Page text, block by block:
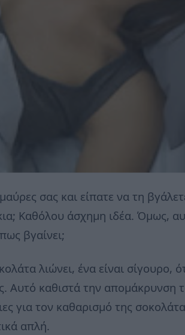
μαύρες σας και είπατε να τη
Καθόλου άσχημη ιδέα. Όμως,
βγαίνει;
λιώνει, ένα είναι σίγουρο,
Αυτό καθιστά την απομάκρυνση
για τον καθαρισμό της
απλή.